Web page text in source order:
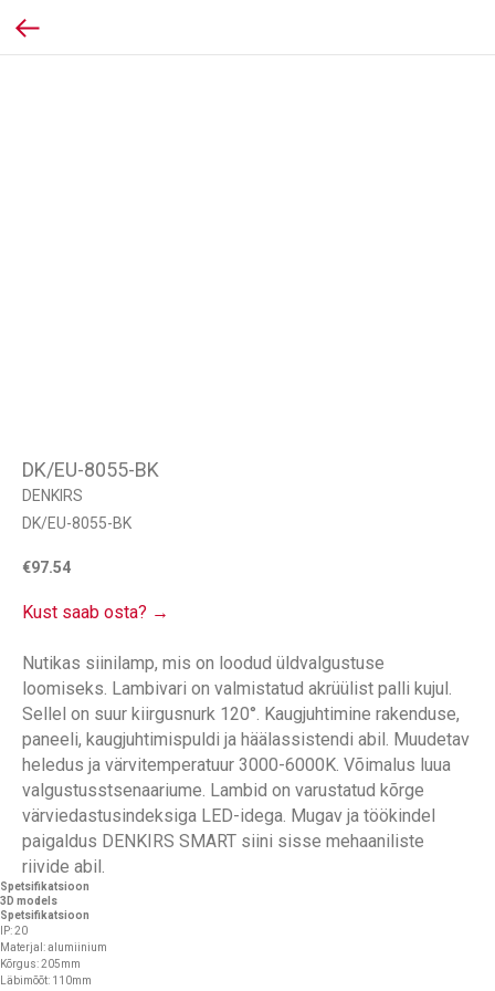
DK/EU-8055-BK
DENKIRS
DK/EU-8055-BK
€97.54
Kust saab osta? →
Nutikas siinilamp, mis on loodud üldvalgustuse
loomiseks. Lambivari on valmistatud akrüülist palli kujul.
Sellel on suur kiirgusnurk 120°. Kaugjuhtimine rakenduse,
paneeli, kaugjuhtimispuldi ja häälassistendi abil. Muudetav
heledus ja värvitemperatuur 3000-6000K. Võimalus luua
valgustusstsenaariume. Lambid on varustatud kõrge
värviedastusindeksiga LED-idega. Mugav ja töökindel
paigaldus DENKIRS SMART siini sisse mehaaniliste
riivide abil.
Spetsifikatsioon
3D models
Spetsifikatsioon
IP: 20
Materjal: alumiinium
Kõrgus: 205mm
Läbimõõt: 110mm